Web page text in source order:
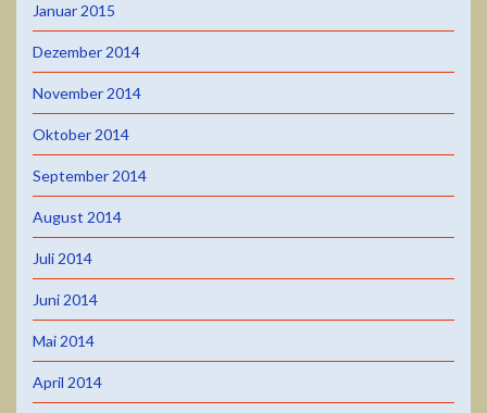
Januar 2015
Dezember 2014
November 2014
Oktober 2014
September 2014
August 2014
Juli 2014
Juni 2014
Mai 2014
April 2014